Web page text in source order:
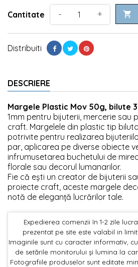
Cantitate - + 
Distribuiti
DESCRIERE
Margele Plastic Mov 50g, bilute
1mm pentru bijuterii, mercerie sau
craft. Margelele din plastic tip
potrivite pentru realizarea
par, aplicarea pe diverse obiecte
infrumusetarea buchetului de
florale sau decorul lumanarilor.
Fie că ești un creator de bijuterii
proiecte craft, aceste margele
notă de eleganță lucrărilor tale.
Expedierea comenzii în 1-2 zile
prezentat pe site este valabil in
Imaginile sunt cu caracter informativ,
de setările monitorului și lumina la
Fotografiile produselor sunt editate